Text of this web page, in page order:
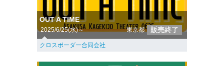
OUT A TIME
2025/6/25(水)～ 東京都 販売終了
クロスボーダー合同会社